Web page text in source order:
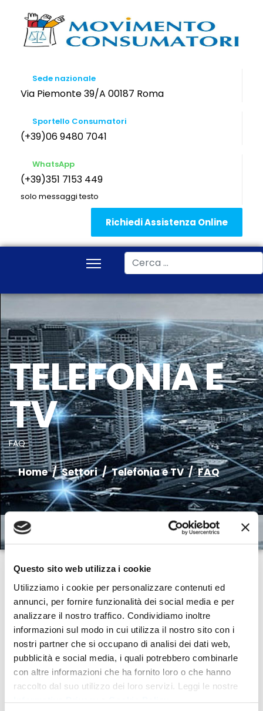
Questo sito web utilizza i cookie
Utilizziamo i cookie per personalizzare contenuti ed
annunci, per fornire funzionalità dei social media e per
analizzare il nostro traffico. Condividiamo inoltre
informazioni sul modo in cui utilizza il nostro sito con i
nostri partner che si occupano di analisi dei dati web,
pubblicità e social media, i quali potrebbero combinarle
con altre informazioni che ha fornito loro o che hanno
raccolto dal suo utilizzo dei loro servizi. Leggi le nostre
Sede nazionale
Via Piemonte 39/A 00187 Roma
Sportello Consumatori
(+39)06 9480 7041
WhatsApp
(+39)351 7153 449
solo messaggi testo
Richiedi Assistenza Online
Cerca
TELEFONIA E
TV
FAQ
Home Settori Telefonia e TV FAQ
Articoli
Titolo
Data
pubblicazione
FAQ - Registro pubblico
opposizioni
21 Novembre
2022